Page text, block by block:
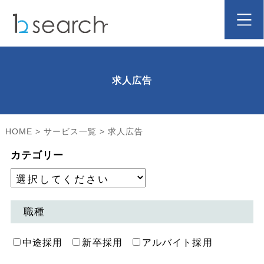
求人広告
HOME > サービス一覧 > 求人広告
カテゴリー
職種
中途採用 新卒採用 アルバイト採用